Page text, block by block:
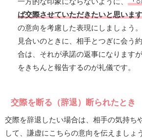
ば交際させていただきたいと思いま
の意向を考慮した表現にしましょう。
見合いのときに、相手とつぎに会う
合は、それが承諾の返事になります
をきちんと報告するのが礼儀です。
交際を断る（辞退）断られたとき
交際を辞退したい場合は、相手の気持ち
して、謙虚にこちらの意向を伝えましょう